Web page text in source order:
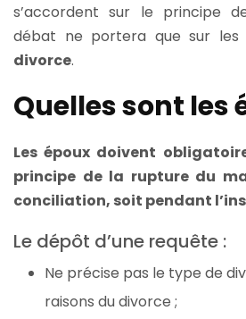
s’accordent sur le principe
débat ne portera que sur les
divorce.
Quelles sont les
Les époux doivent
principe de la rupture du
conciliation, soit pendant
Le dépôt d’une requête :
Ne précise pas le type de
raisons du divorce ;